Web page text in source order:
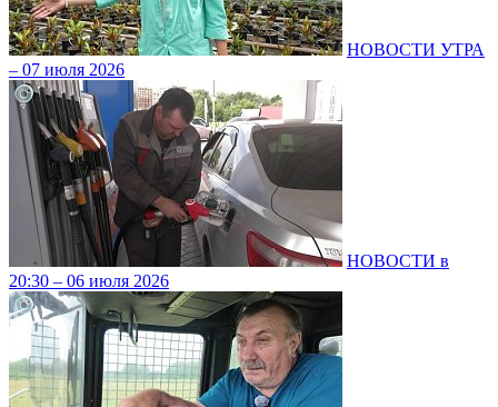
НОВОСТИ УТРА
– 07 июля 2026
НОВОСТИ в
20:30 – 06 июля 2026